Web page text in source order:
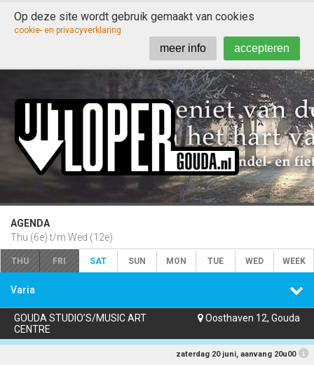
Op deze site wordt gebruik gemaakt van cookies
cookie- en privacyverklaring
accepteren
meer info
THU FRI SAT SUN MON TUE WED WEEK
AGENDA
Thu (6e) t/m Wed (12e)

Varia
GOUDA STUDIO’S/MUSIC ART
CENTRE
 Oosthaven 12, Gouda
zaterdag 20 juni, aanvang 20u00